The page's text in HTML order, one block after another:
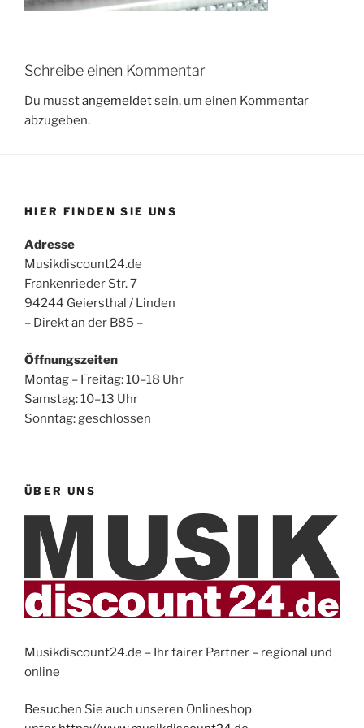
Schreibe einen Kommentar
Du musstangemeldetsein, um einen Kommentar
abzugeben.
HIER FINDEN SIE UNS
Adresse
Musikdiscount24.de
Frankenrieder Str. 7
94244 Geiersthal / Linden
– Direkt an der B85 –
Öffnungszeiten
Montag – Freitag: 10–18 Uhr
Samstag: 10–13 Uhr
Sonntag: geschlossen
ÜBER UNS
Musikdiscount24.de – Ihr fairer Partner – regional und
online
Besuchen Sie auch unseren Onlineshop